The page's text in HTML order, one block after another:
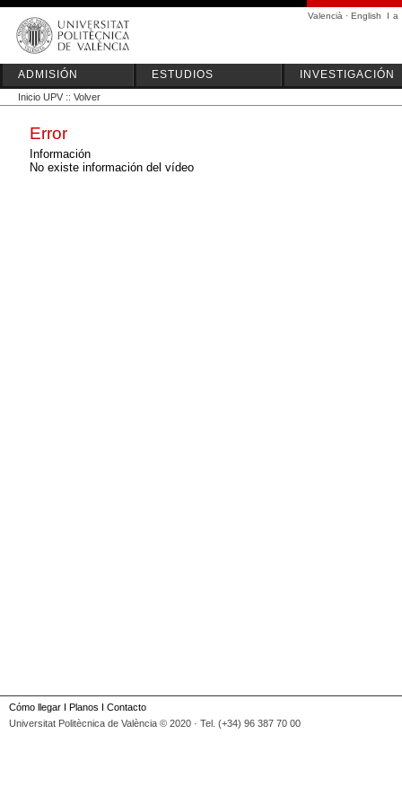
Valencià · English I a
ADMISIÓN ESTUDIOS INVESTIGACIÓN
Inicio UPV :: Volver
Error
Información
No existe información del vídeo
Cómo llegar I Planos I Contacto
Universitat Politècnica de València © 2020 · Tel. (+34) 96 387 70 00